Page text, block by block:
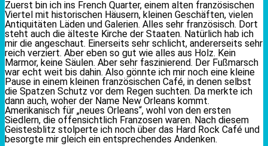
Zuerst bin ich ins French Quarter, einem alten französischen
Viertel mit historischen Häusern, kleinen Geschäften, vielen
Antiquitäten Läden und Galerien. Alles sehr französisch. Dort
steht auch die älteste Kirche der Staaten. Natürlich hab ich
mir die angeschaut. Einerseits sehr schlicht, andererseits sehr
reich verziert. Aber eben so gut wie alles aus Holz. Kein
Marmor, keine Säulen. Aber sehr faszinierend. Der Fußmarsch
war echt weit bis dahin. Also gönnte ich mir noch eine kleine
Pause in einem kleinen französischen Café, in denen selbst
die Spatzen Schutz vor dem Regen suchten. Da merkte ich
dann auch, woher der Name New Orleans kommt.
Amerikanisch für „neues Orleans“, wohl von den ersten
Siedlern, die offensichtlich Franzosen waren. Nach diesem
Geistesblitz stolperte ich noch über das Hard Rock Café und
besorgte mir gleich ein entsprechendes Andenken.